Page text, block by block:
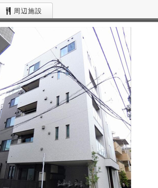
周辺施設